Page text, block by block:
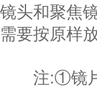
镜头和聚焦
需要按原样
注:①镜片